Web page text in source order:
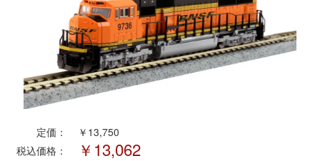
トミーテック
マイクロエース
Bトレインショーティー
タカラトミー（プラレール）
定価：
￥13,750
税込価格：
￥13,062